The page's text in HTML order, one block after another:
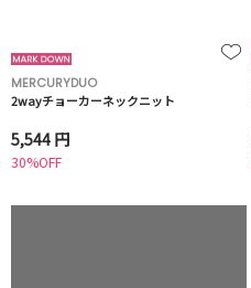
MERCURYDUO
2wayチョーカーネックニット
5,544 円
30%OFF